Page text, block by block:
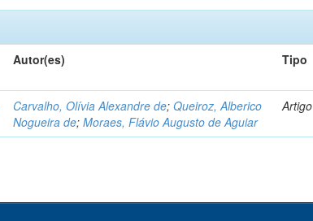
Autor(es) Tipo
Carvalho, Olívia Alexandre de;Queiroz, Alberico
Nogueira de;Moraes, Flávio Augusto de Aguiar
Artigo